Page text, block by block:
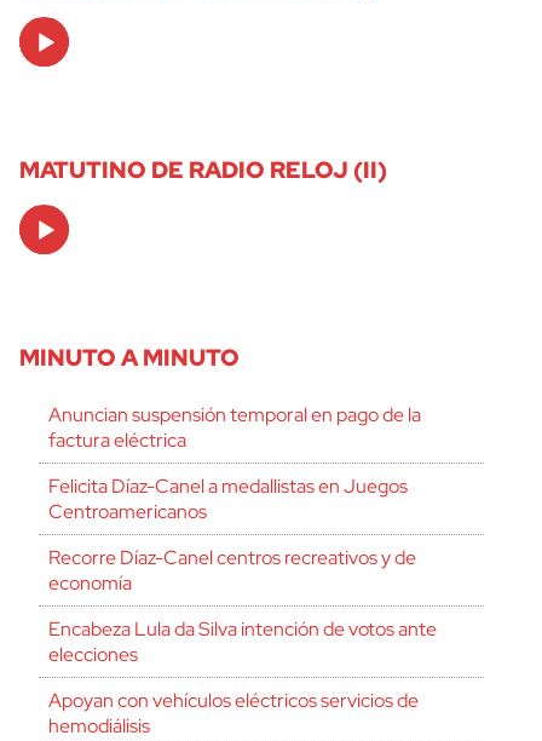
Audio
Player
MATUTINO DE RADIO RELOJ (II)
Audio
Player
MINUTO A MINUTO
Anuncian suspensión temporal en pago de la
factura eléctrica
Felicita Díaz-Canel a medallistas en Juegos
Centroamericanos
Recorre Díaz-Canel centros recreativos y de
economía
Encabeza Lula da Silva intención de votos ante
elecciones
Apoyan con vehículos eléctricos servicios de
hemodiálisis